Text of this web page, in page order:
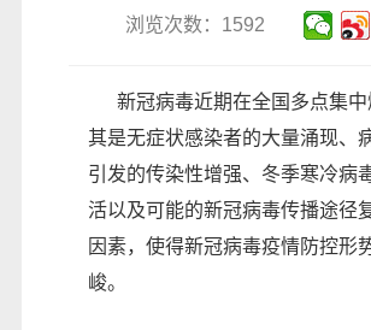
浏览次数：1592
新冠病毒近期在全国多点集中
其是无症状感染者的大量涌现、
引发的传染性增强、冬季寒冷病
活以及可能的新冠病毒传播途径
因素，使得新冠病毒疫情防控形
峻。